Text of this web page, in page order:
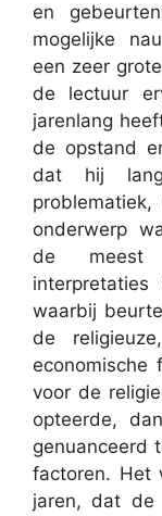
en
mogelijke
een zeer
de lectuur
jarenlang
de opstand
dat hij
onderwerp
de meest
waarbij
de
economische
voor de
opteerde,
genuanceerd
factoren. Het
jaren, dat de